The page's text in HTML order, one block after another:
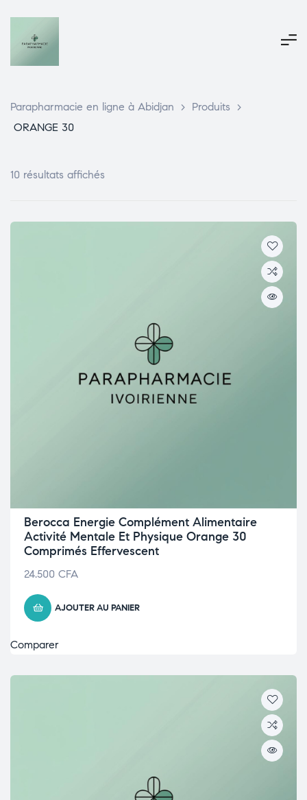
Parapharmacie en ligne à Abidjan > Produits
>
ORANGE 30
10 résultats affichés
Berocca Energie Complément Alimentaire
Activité Mentale Et Physique Orange 30
Comprimés Effervescent
24.500 CFA
AJOUTER AU PANIER
Comparer